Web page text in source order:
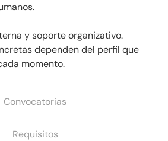
Convocatorias
Requisitos
y soporte organizativo.
dependen del perfil que
momento.